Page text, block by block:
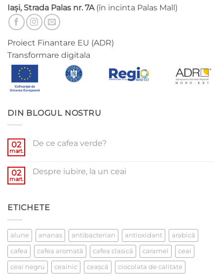
Iași, Strada Palas nr. 7A(în incinta Palas Mall)
Proiect Finantare EU (ADR)
Transformare digitala
DIN BLOGUL NOSTRU
02
mart.
De ce cafea verde?
De
02
mart.
Despre iubire, la un ceai
iubire,
ETICHETE
alune ananas antibacterian antioxidant arabică
cafea cafea aromată cafea clasică caramel ceai
ceai negru ceainic ceaşcă ciocolata de calitate